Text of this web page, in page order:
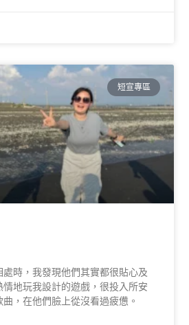
短宣專區
時，我發現他們其實都很貼心及
情地玩我設計的遊戲，很投入所安
，在他們臉上從沒看過疲憊。